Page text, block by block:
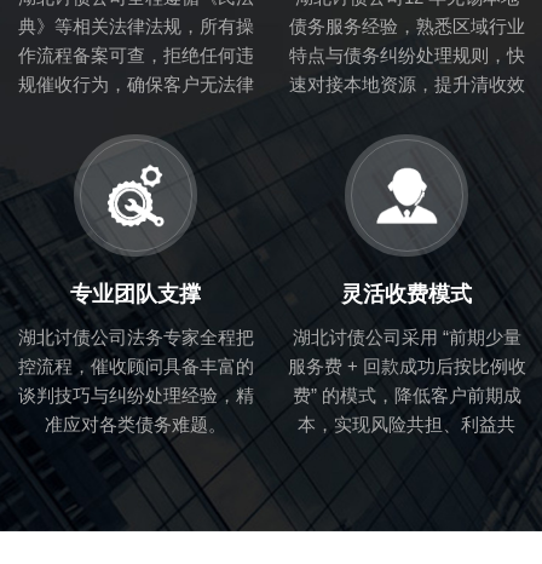
典》等相关法律法规，所有操
作流程备案可查，拒绝任何违
规催收行为，确保客户无法律
债务服务经验，熟悉区域行业
特点与债务纠纷处理规则，快
速对接本地资源，提升清收效
专业团队支撑
湖北讨债公司法务专家全程把
控流程，催收顾问具备丰富的
谈判技巧与纠纷处理经验，精
准应对各类债务难题。
灵活收费模式
湖北讨债公司采用 “前期少量
服务费 + 回款成功后按比例收
费” 的模式，降低客户前期成
本，实现风险共担、利益共